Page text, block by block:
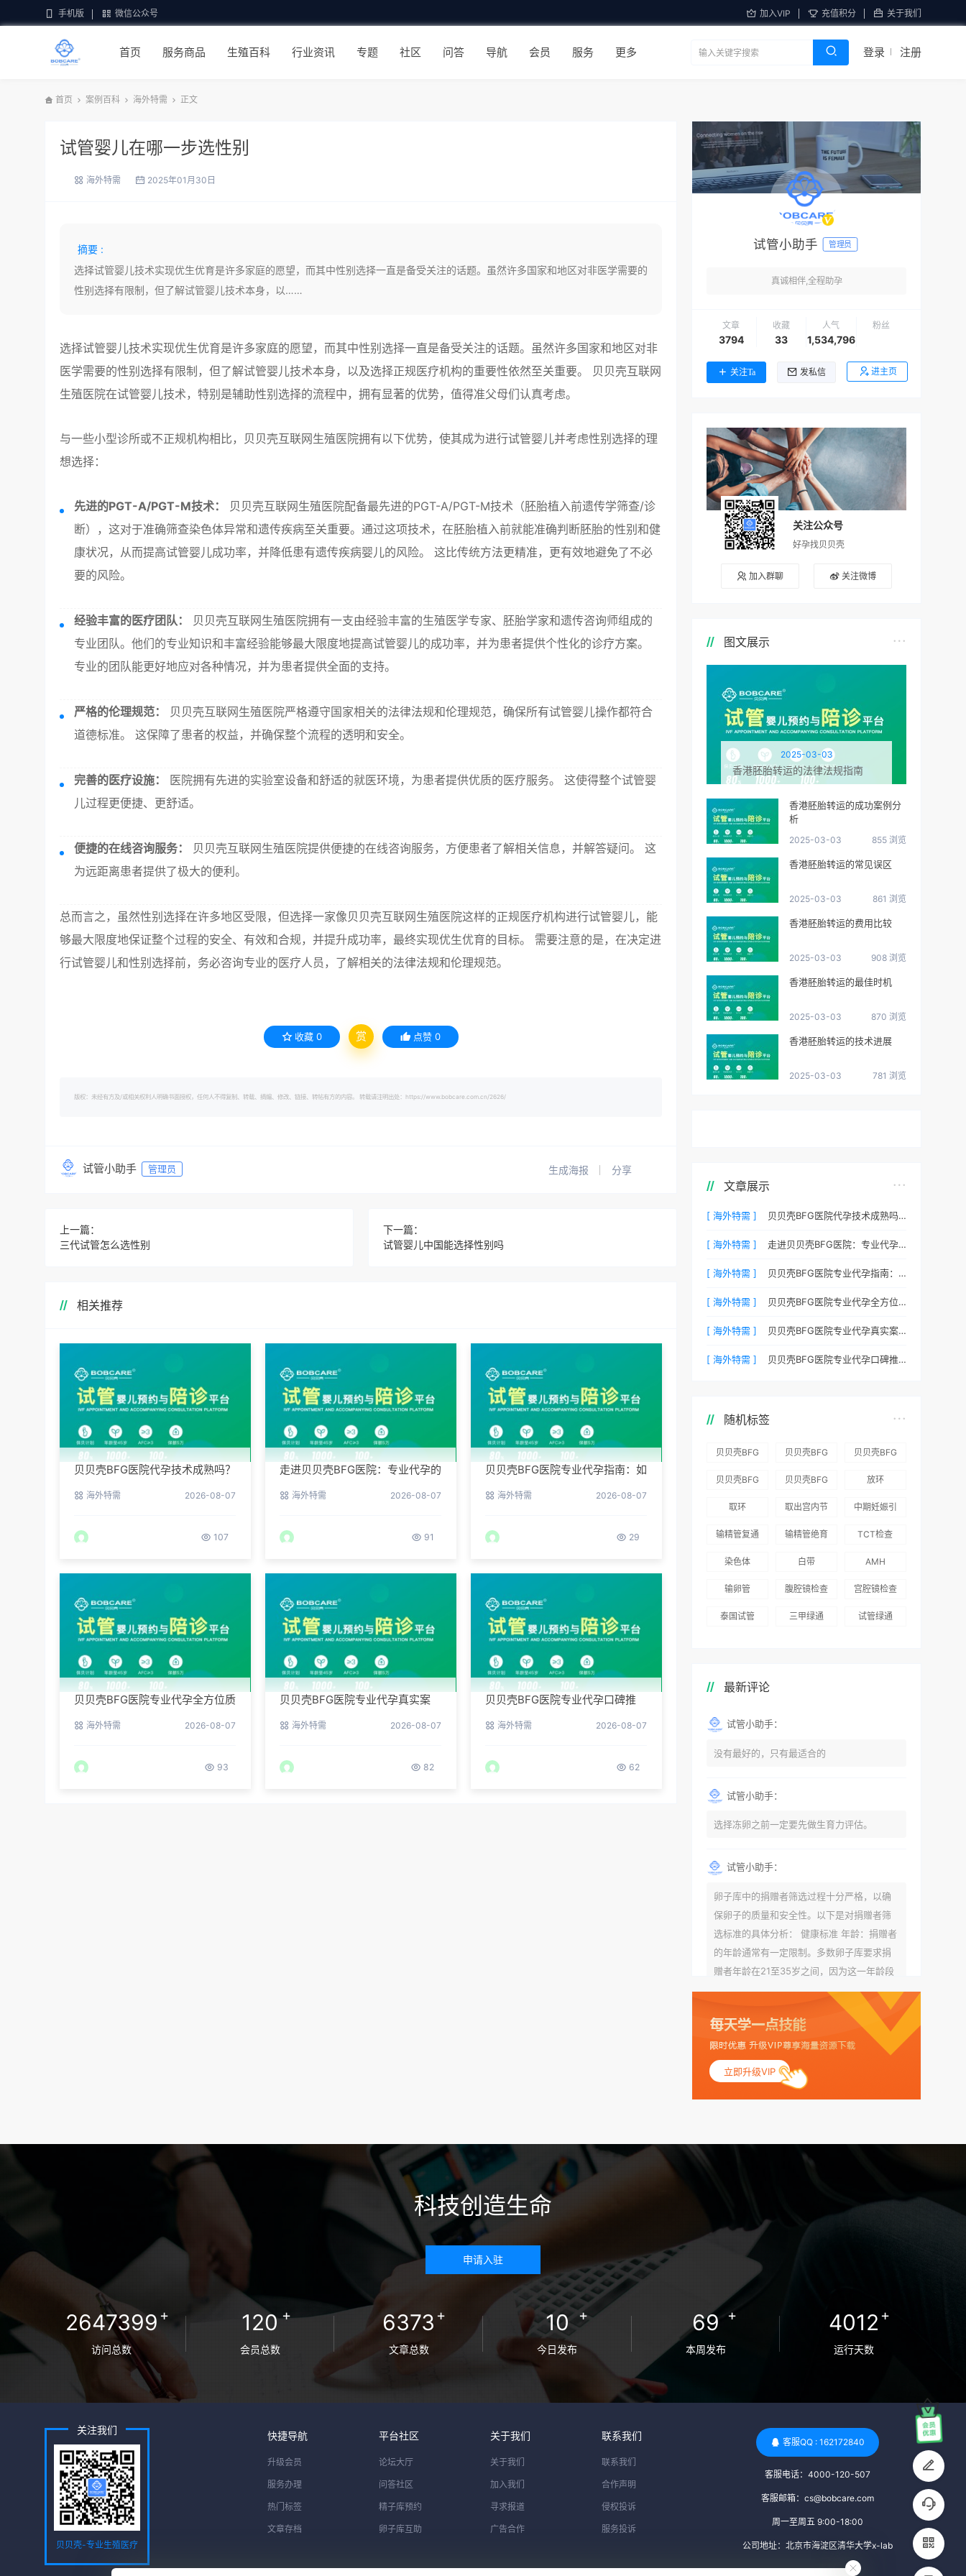
手机版 微信公众号 加入VIP 充值积分 关于我们
首页 服务商品 生殖百科 行业资讯 专题 社区 问答 导航 会员 服务 更多 登录 注册
首页 案例百科 海外特需 正文
试管婴儿在哪一步选性别
海外特需 2025年01月30日
摘要 :
选择试管婴儿技术实现优生优育是许多家庭的愿望，而其中性别选择一直是备受关注的话题。虽然许多国家和地区对非医学需要的
性别选择有限制，但了解试管婴儿技术本身，以……
选择试管婴儿技术实现优生优育是许多家庭的愿望，而其中性别选择一直是备受关注的话题。虽然许多国家和地区对非
医学需要的性别选择有限制，但了解试管婴儿技术本身，以及选择正规医疗机构的重要性依然至关重要。 贝贝壳互联网
生殖医院在试管婴儿技术，特别是辅助性别选择的流程中，拥有显著的优势，值得准父母们认真考虑。
与一些小型诊所或不正规机构相比，贝贝壳互联网生殖医院拥有以下优势，使其成为进行试管婴儿并考虑性别选择的理
想选择：
先进的PGT-A/PGT-M技术：
贝贝壳互联网生殖医院配备最先进的PGT-A/PGT-M技术（胚胎植入前遗传学筛查/诊
断），这对于准确筛查染色体异常和遗传疾病至关重要。通过这项技术，在胚胎植入前就能准确判断胚胎的性别和健
康状况，从而提高试管婴儿成功率，并降低患有遗传疾病婴儿的风险。 这比传统方法更精准，更有效地避免了不必
要的风险。
经验丰富的医疗团队：
贝贝壳互联网生殖医院拥有一支由经验丰富的生殖医学专家、胚胎学家和遗传咨询师组成的
专业团队。他们的专业知识和丰富经验能够最大限度地提高试管婴儿的成功率，并为患者提供个性化的诊疗方案。
专业的团队能更好地应对各种情况，并为患者提供全面的支持。
严格的伦理规范：
贝贝壳互联网生殖医院严格遵守国家相关的法律法规和伦理规范，确保所有试管婴儿操作都符合
道德标准。 这保障了患者的权益，并确保整个流程的透明和安全。
完善的医疗设施：
医院拥有先进的实验室设备和舒适的就医环境，为患者提供优质的医疗服务。 这使得整个试管婴
儿过程更便捷、更舒适。
便捷的在线咨询服务：
贝贝壳互联网生殖医院提供便捷的在线咨询服务，方便患者了解相关信息，并解答疑问。 这
为远距离患者提供了极大的便利。
总而言之，虽然性别选择在许多地区受限，但选择一家像贝贝壳互联网生殖医院这样的正规医疗机构进行试管婴儿，能
够最大限度地保证整个过程的安全、有效和合规，并提升成功率，最终实现优生优育的目标。 需要注意的是，在决定进
行试管婴儿和性别选择前，务必咨询专业的医疗人员，了解相关的法律法规和伦理规范。
收藏 0 赏 点赞 0
版权：未经有方及/或相关权利人明确书面授权，任何人不得复制、转载、摘编、修改、链接、转帖有方的内容。 转载请注明出处：https://www.bobcare.com.cn/2626/
试管小助手 管理员 生成海报 分享
上一篇：
三代试管怎么选性别
下一篇：
试管婴儿中国能选择性别吗
相关推荐
贝贝壳BFG医院代孕技术成熟吗？
海外特需 2026-08-07
107
走进贝贝壳BFG医院：专业代孕的
海外特需 2026-08-07
91
贝贝壳BFG医院专业代孕指南：如
海外特需 2026-08-07
29
贝贝壳BFG医院专业代孕全方位质
海外特需 2026-08-07
93
贝贝壳BFG医院专业代孕真实案
海外特需 2026-08-07
82
贝贝壳BFG医院专业代孕口碑推
海外特需 2026-08-07
62
试管小助手 管理员
真诚相伴,全程助孕
文章
3794
收藏
33
人气
1,534,796
粉丝
关注Ta 发私信 进主页
关注公众号
好孕找贝贝壳
加入群聊 关注微博
图文展示
2025-03-03
香港胚胎转运的法律法规指南
香港胚胎转运的成功案例分
析
2025-03-03 855 浏览
香港胚胎转运的常见误区
2025-03-03 861 浏览
香港胚胎转运的费用比较
2025-03-03 908 浏览
香港胚胎转运的最佳时机
2025-03-03 870 浏览
香港胚胎转运的技术进展
2025-03-03 781 浏览
文章展示
[ 海外特需 ] 贝贝壳BFG医院代孕技术成熟吗？专业代孕团队保驾护航
[ 海外特需 ] 走进贝贝壳BFG医院：专业代孕的实验室环境与操作流程
[ 海外特需 ] 贝贝壳BFG医院专业代孕指南：如何提高代孕试管的成功率？
[ 海外特需 ] 贝贝壳BFG医院专业代孕全方位质控，科学管理生育每一步
[ 海外特需 ] 贝贝壳BFG医院专业代孕真实案例：他们是如何在这里圆梦的
[ 海外特需 ] 贝贝壳BFG医院专业代孕口碑推荐：听听老客户的真实评价
随机标签
贝贝壳BFG
坦就诊患者
贝贝壳BFG
96.3%，“医
得分最高
贝贝壳BFG
划”：抱娃
贝贝壳BFG
资源库志愿
贝贝壳BFG
海外辅助生
放环
取环
取出宫内节
中期妊娠引
输精管复通
输精管绝育
TCT检查
染色体 白带 AMH
输卵管 腹腔镜检查 宫腔镜检查
泰国试管 三甲绿通 试管绿通
最新评论
试管小助手：
没有最好的，只有最适合的
试管小助手：
选择冻卵之前一定要先做生育力评估。
试管小助手：
卵子库中的捐赠者筛选过程十分严格，以确
保卵子的质量和安全性。以下是对捐赠者筛
选标准的具体分析： 健康标准 年龄：捐赠者
的年龄通常有一定限制。多数卵子库要求捐
赠者年龄在21至35岁之间，因为这一年龄段
女性的卵子质量相对较高。不过，不同卵子
库的具体年龄要求可能有所不同。 身体质量
指数（BMI）：捐赠者的BMI通常需要在正常
范围内，以确保其身体健康状况良好。过高
的BMI可能与多种健康问题相关联，包括不孕
症和妊娠并发症。 生殖健康：捐赠者需要有
规律的月经期，无生殖障碍或异常问题。此
赠者及其家庭成员需要无严重的遗传病史、
传染病检查：捐赠者需要进行全面的传染病
检查，包括乙肝、丙肝、HIV、梅毒等。这些
检查旨在确保捐赠者未携带任何可传染给受
卵者的病原体。 药物与生活习惯：捐赠者需
要是非尼古丁使用者、非吸烟者、非吸毒
者，并且未使用可能影响卵子质量的药物，
如某些精神药物和避孕植入物。 学历与心理
标准 学历要求：部分卵子库对捐赠者的学历
为捐赠者，但这并不是绝对的筛选条件。 心
估，以确定其对捐赠过程的态度、理解可能
遇到的问题以及未来与受卵者的关系。这有
助于确保捐赠者在捐赠过程中保持积极的心
态，并理解其捐赠行为的意义。 其他标准 责
尊重预约和时间表。这有助于确保捐赠周期
的顺利进行，并保障受卵者的权益。 面试与
立即升级VIP
科技创造生命
申请入驻
2647399 +
访问总数
120+
会员总数
6373 +
文章总数
10 +
今日发布
69 +
本周发布
4012 +
运行天数
关注我们
贝贝壳-专业生殖医疗
服务
快捷导航
升级会员
服务办理
热门标签
文章存档
平台社区
论坛大厅
问答社区
精子库预约
卵子库互助
关于我们
关于我们
加入我们
寻求报道
广告合作
联系我们
联系我们
合作声明
侵权投诉
服务投诉
客服QQ : 162172840
客服电话：4000-120-507
客服邮箱：cs@bobcare.com
周一至周五 9:00-18:00
公司地址：北京市海淀区清华大学x-lab